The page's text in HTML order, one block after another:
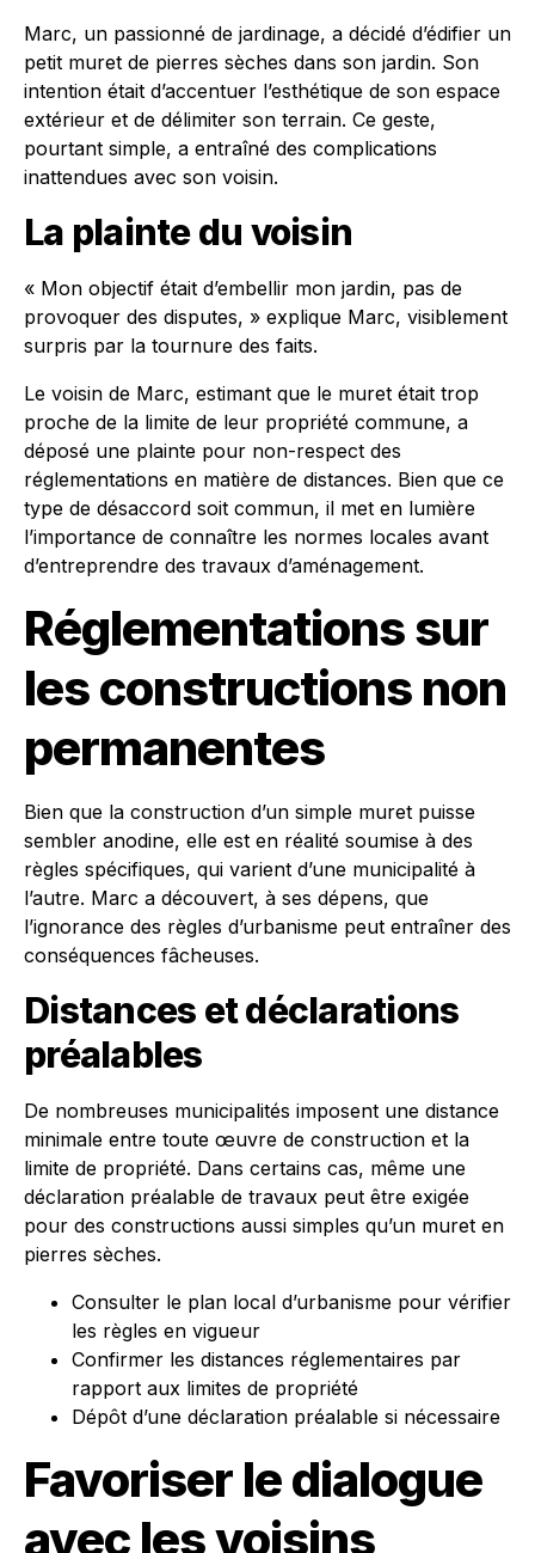
Marc, un passionné de jardinage, a décidé d’édifier un
petit muret de pierres sèches dans son jardin. Son
intention était d’accentuer l’esthétique de son espace
extérieur et de délimiter son terrain. Ce geste,
pourtant simple, a entraîné des complications
inattendues avec son voisin.
La plainte du voisin
« Mon objectif était d’embellir mon jardin, pas de
provoquer des disputes, » explique Marc, visiblement
surpris par la tournure des faits.
Le voisin de Marc, estimant que le muret était trop
proche de la limite de leur propriété commune, a
déposé une plainte pour non-respect des
réglementations en matière de distances. Bien que ce
type de désaccord soit commun, il met en lumière
l’importance de connaître les normes locales avant
d’entreprendre des travaux d’aménagement.
Réglementations sur
les constructions non
permanentes
Bien que la construction d’un simple muret puisse
sembler anodine, elle est en réalité soumise à des
règles spécifiques, qui varient d’une municipalité à
l’autre. Marc a découvert, à ses dépens, que
l’ignorance des règles d’urbanisme peut entraîner des
conséquences fâcheuses.
Distances et déclarations
préalables
De nombreuses municipalités imposent une distance
minimale entre toute œuvre de construction et la
limite de propriété. Dans certains cas, même une
déclaration préalable de travaux peut être exigée
pour des constructions aussi simples qu’un muret en
pierres sèches.
Consulter le plan local d’urbanisme pour vérifier
les règles en vigueur
Confirmer les distances réglementaires par
rapport aux limites de propriété
Dépôt d’une déclaration préalable si nécessaire
Favoriser le dialogue
avec les voisins